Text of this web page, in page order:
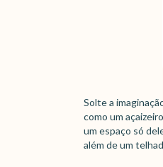
Solte a
como um
um espaço só
além de um